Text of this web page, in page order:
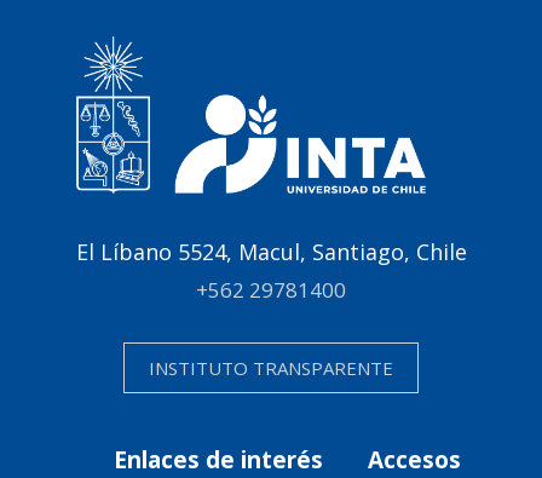
El Líbano 5524, Macul, Santiago, Chile
+562 29781400
INSTITUTO TRANSPARENTE
Enlaces de interés Accesos